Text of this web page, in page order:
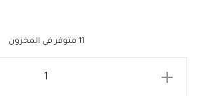
11 متوفر في المخزون